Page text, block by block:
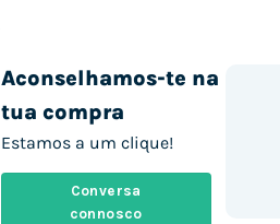
Aconselhamos-te na
tua compra
Estamos a um clique!
Conversa
connosco